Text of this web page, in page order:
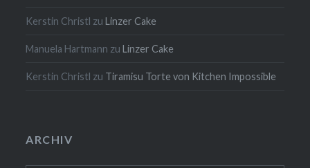
Kerstin Christl zuLinzer Cake
Manuela Hartmann zuLinzer Cake
Kerstin Christl zu Tiramisu Torte von Kitchen Impossible
ARCHIV